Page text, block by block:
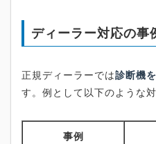
ディーラー対応の事
正規ディーラーでは診断機
す。例として以下のような
事例